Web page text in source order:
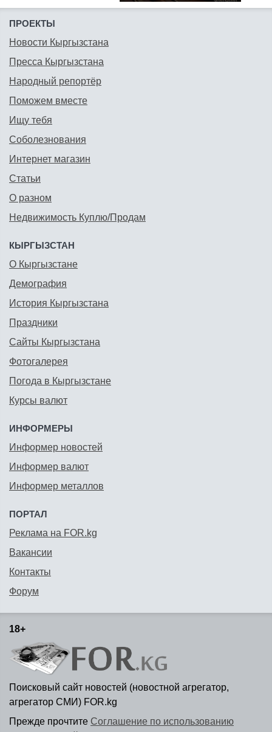
ПРОЕКТЫ
Новости Кыргызстана
Пресса Кыргызстана
Народный репортёр
Поможем вместе
Ищу тебя
Соболезнования
Интернет магазин
Статьи
О разном
Недвижимость Куплю/Продам
КЫРГЫЗСТАН
О Кыргызстане
Демография
История Кыргызстана
Праздники
Сайты Кыргызстана
Фотогалерея
Погода в Кыргызстане
Курсы валют
ИНФОРМЕРЫ
Информер новостей
Информер валют
Информер металлов
ПОРТАЛ
Реклама на FOR.kg
Вакансии
Контакты
Форум
18+
Поисковый сайт новостей (новостной агрегатор,
агрегатор СМИ) FOR.kg
Прежде прочтите Соглашение по использованию